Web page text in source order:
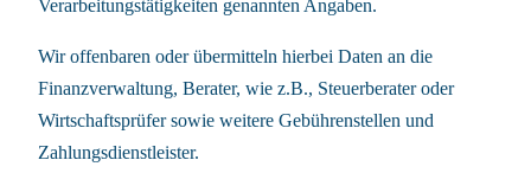
Verarbeitungstätigkeiten genannten Angaben.
Wir offenbaren oder übermitteln hierbei Daten an die
Finanzverwaltung, Berater, wie z.B., Steuerberater oder
Wirtschaftsprüfer sowie weitere Gebührenstellen und
Zahlungsdienstleister.